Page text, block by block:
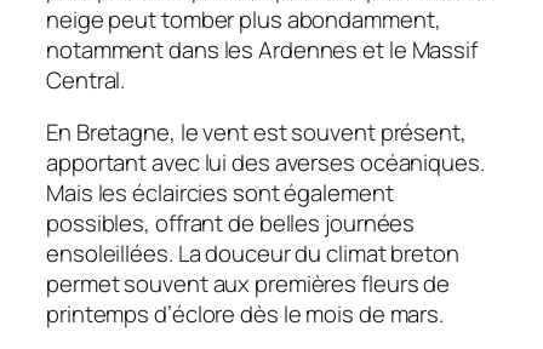
neige peut tomber plus abondamment,
notamment dans les Ardennes et le Massif
Central.
En Bretagne, le vent est souvent présent,
apportant avec lui des averses océaniques.
Mais les éclaircies sont également
possibles, offrant de belles journées
ensoleillées. La douceur du climat breton
permet souvent aux premières fleurs de
printemps d’éclore dès le mois de mars.